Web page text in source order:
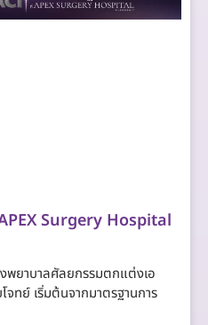
Surgery Hospital
พยาบาลศัลยกรรมตกแต่งเอ
ทย์ เริ่มต้นจากมาตรฐานการ